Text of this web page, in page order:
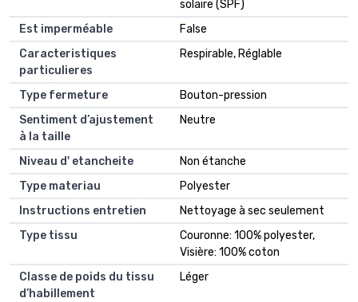
solaire (SPF)
Est imperméable
False
Caracteristiques
particulieres
Respirable, Réglable
Type fermeture
Bouton-pression
Sentiment d’ajustement
à la taille
Neutre
Niveau d' etancheite
Non étanche
Type materiau
Polyester
Instructions entretien
Nettoyage à sec seulement
Type tissu
Couronne: 100% polyester,
Visière: 100% coton
Classe de poids du tissu
d’habillement
Léger